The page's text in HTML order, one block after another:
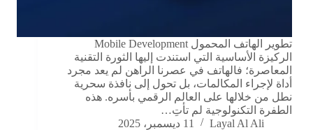
تطوير الهاتف المحمول Mobile Development
الركيزة الأساسية التي استندت إليها الثورة التقنية
المعاصرة؛ فالهاتف في عصرنا الراهن لم يعد مجرد
أداة لإجراء المكالمات، بل تحول إلى نافذة سحرية
نطل من خلالها على العالم الرقمي بأسره. هذه
الطفرة التكنولوجية لم تأتِ…
Layal Al Ali
11 ديسمبر، 2025